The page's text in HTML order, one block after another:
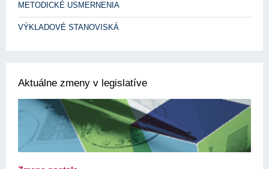
METODICKÉ USMERNENIA
VÝKLADOVÉ STANOVISKÁ
Aktuálne zmeny v legislatíve